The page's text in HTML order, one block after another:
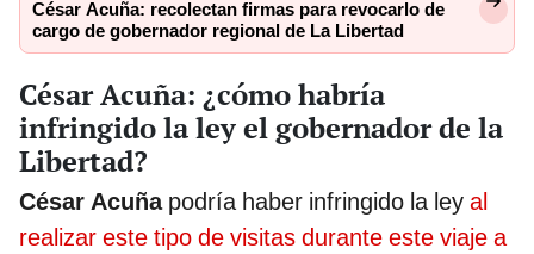
César Acuña: recolectan firmas para revocarlo de
cargo de gobernador regional de La Libertad
César Acuña: ¿cómo habría
infringido la ley el gobernador de la
Libertad?
César Acuña podría haber infringido la ley al
realizar este tipo de visitas durante este viaje a